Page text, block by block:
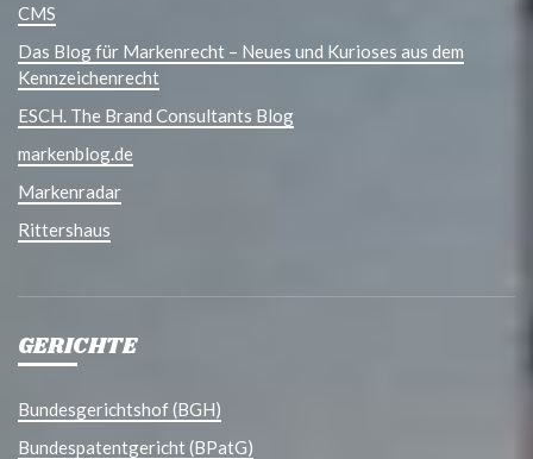
CMS
Das Blog für Markenrecht – Neues und Kurioses aus dem
Kennzeichenrecht
ESCH. The Brand Consultants Blog
markenblog.de
Markenradar
Rittershaus
GERICHTE
Bundesgerichtshof (BGH)
Bundespatentgericht (BPatG)